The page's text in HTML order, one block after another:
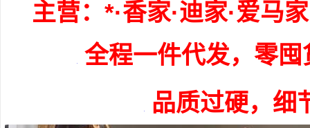
主营：*·香家·迪家·爱马
全程一件代发，零
品质过硬，细